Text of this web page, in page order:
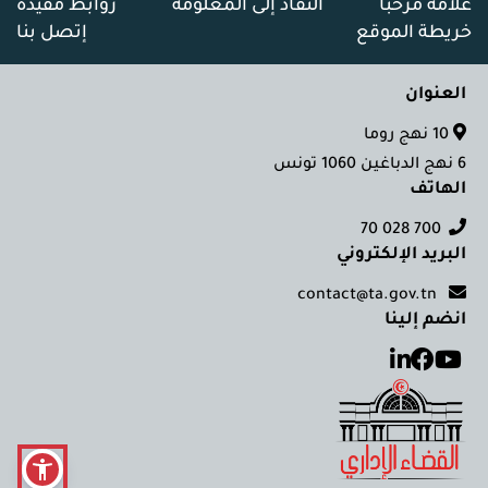
علامة مرحبا النفاذ إلى المعلومة
روابط مفيدة
خريطة الموقع
إتصل بنا
العنوان
6 نهج الدباغين 1060 تونس
الهاتف
700 028 70
البريد الإلكتروني
انضم إلينا